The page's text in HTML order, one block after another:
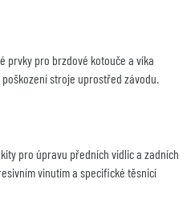
prvky pro brzdové kotouče a víka
stroje uprostřed závodu.
pro úpravu předních vidlic a zadních
vinutím a specifické těsnicí